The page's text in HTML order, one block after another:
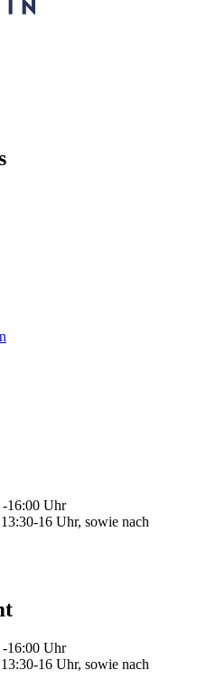
16:00 Uhr
16 Uhr, sowie nach
16:00 Uhr
16 Uhr, sowie nach